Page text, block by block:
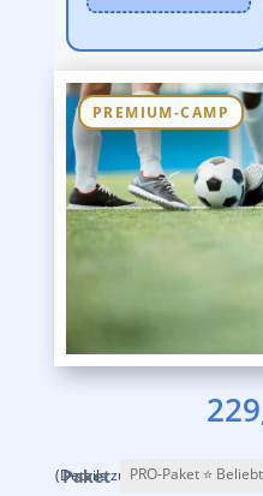
PREMIUM-CAMP
inkl. 19 % MwSt.
(Details zu den Paketen
Paket